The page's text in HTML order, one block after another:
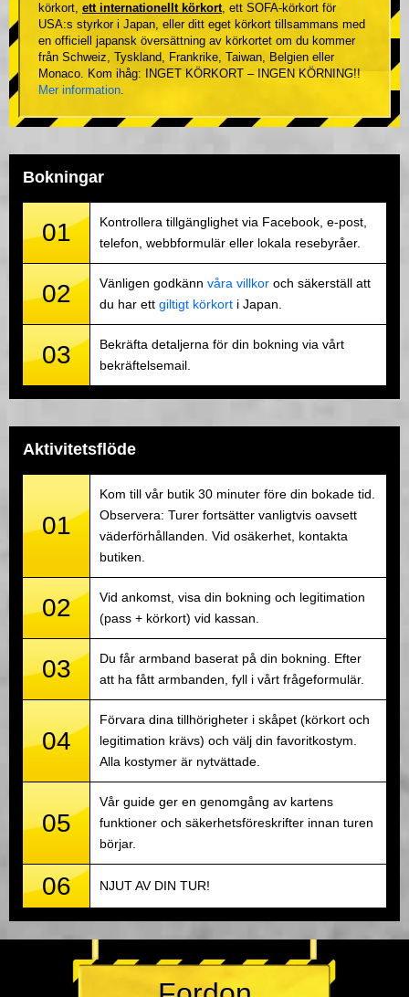
körkort, ett internationellt körkort, ett SOFA-körkort för
USA:s styrkor i Japan, eller ditt eget körkort tillsammans med
en officiell japansk översättning av körkortet om du kommer
från Schweiz, Tyskland, Frankrike, Taiwan, Belgien eller
Monaco. Kom ihåg: INGET KÖRKORT – INGEN KÖRNING!!
Mer information.
Bokningar
01
Kontrollera tillgänglighet via Facebook, e-post,
telefon, webbformulär eller lokala resebyråer.
02 Vänligen godkänn våra villkor och säkerställ att
du har ett giltigt körkort i Japan.
03
Bekräfta detaljerna för din bokning via vårt
bekräftelsemail.
Aktivitetsflöde
01
Kom till vår butik 30 minuter före din bokade tid.
Observera: Turer fortsätter vanligtvis oavsett
väderförhållanden. Vid osäkerhet, kontakta
butiken.
02
Vid ankomst, visa din bokning och legitimation
(pass + körkort) vid kassan.
03
Du får armband baserat på din bokning. Efter
att ha fått armbanden, fyll i vårt frågeformulär.
04
Förvara dina tillhörigheter i skåpet (körkort och
legitimation krävs) och välj din favoritkostym.
Alla kostymer är nytvättade.
05
Vår guide ger en genomgång av kartens
funktioner och säkerhetsföreskrifter innan turen
börjar.
06 NJUT AV DIN TUR!